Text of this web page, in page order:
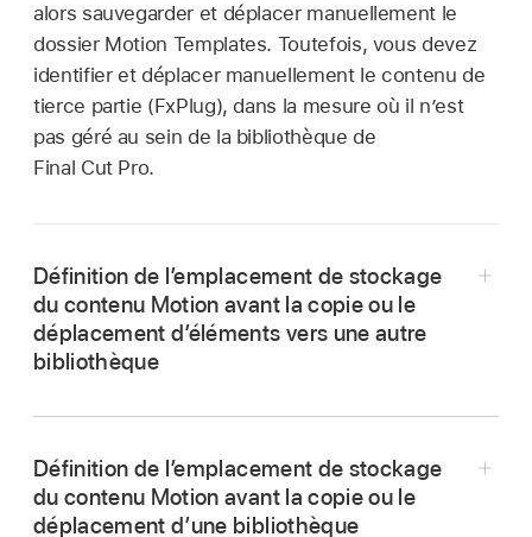
alors sauvegarder et déplacer manuellement le
dossier Motion Templates. Toutefois, vous devez
identifier et déplacer manuellement le contenu de
tierce partie (FxPlug), dans la mesure où il n’est
pas géré au sein de la bibliothèque de
Final Cut Pro.
Définition de l’emplacement de stockage
du contenu Motion avant la copie ou le
déplacement d’éléments vers une autre
bibliothèque
destination (celle que vous souhaitez copier).
Si l’inspecteur des propriétés de la bibliothèque
Définition de l’emplacement de stockage
du contenu Motion avant la copie ou le
déplacement d’une bibliothèque